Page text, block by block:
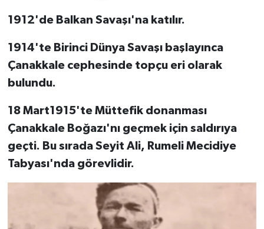
1912'de Balkan Savaşı'na katılır.
1914'te Birinci Dünya Savaşı başlayınca
Çanakkale cephesinde topçu eri olarak
bulundu.
18 Mart1915'te Müttefik donanması
Çanakkale Boğazı'nı geçmek için saldırıya
geçti. Bu sırada Seyit Ali, Rumeli Mecidiye
Tabyası'nda görevlidir.